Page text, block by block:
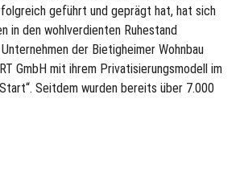
geführt und geprägt hat, hat sich
in den wohlverdienten Ruhestand
der Bietigheimer Wohnbau
GmbH mit ihrem Privatisierungsmodell im
Seitdem wurden bereits über 7.000